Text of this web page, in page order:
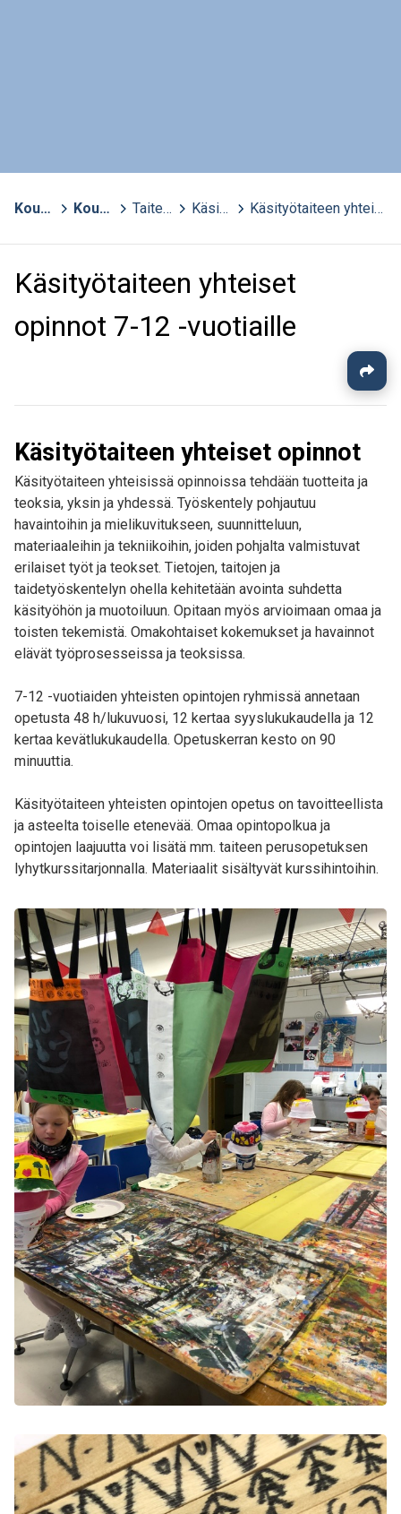
Kouvola Kouvolan kansalaisopisto - aktiivisten opisto Taiteen perusopetus (TPO) Käsityötaide Käsityötaiteen yhteiset opinnot 7-12 -vuotiaille
Käsityötaiteen yhteiset
opinnot 7-12 -vuotiaille
Käsityötaiteen yhteiset opinnot
Käsityötaiteen yhteisissä opinnoissa tehdään tuotteita ja
teoksia, yksin ja yhdessä. Työskentely pohjautuu
havaintoihin ja mielikuvitukseen, suunnitteluun,
materiaaleihin ja tekniikoihin, joiden pohjalta valmistuvat
erilaiset työt ja teokset. Tietojen, taitojen ja
taidetyöskentelyn ohella kehitetään avointa suhdetta
käsityöhön ja muotoiluun. Opitaan myös arvioimaan omaa ja
toisten tekemistä. Omakohtaiset kokemukset ja havainnot
elävät työprosesseissa ja teoksissa.
7-12 -vuotiaiden yhteisten opintojen ryhmissä annetaan
opetusta 48 h/lukuvuosi, 12 kertaa syyslukukaudella ja 12
kertaa kevätlukukaudella. Opetuskerran kesto on 90
minuuttia.
Käsityötaiteen yhteisten opintojen opetus on tavoitteellista
ja asteelta toiselle etenevää. Omaa opintopolkua ja
opintojen laajuutta voi lisätä mm. taiteen perusopetuksen
lyhytkurssitarjonnalla. Materiaalit sisältyvät kurssihintoihin.